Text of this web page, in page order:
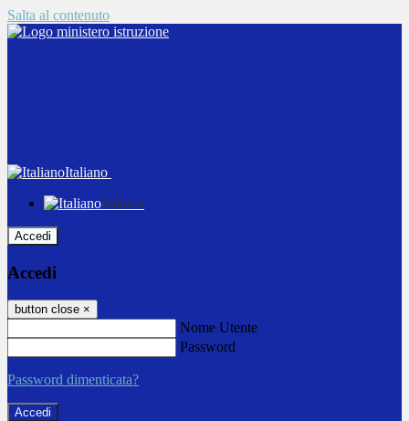
Salta al contenuto
Italiano
Italiano
Accedi
Accedi
button close ×
Nome Utente
Password
Password dimenticata?